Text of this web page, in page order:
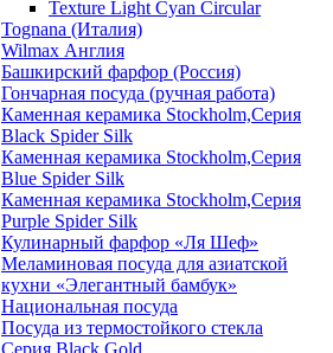
Texture Light Cyan Circular
Tognana (Италия)
Wilmax Англия
Башкирский фарфор (Россия)
Гончарная посуда (ручная работа)
Каменная керамика Stockholm,Серия
Black Spider Silk
Каменная керамика Stockholm,Серия
Blue Spider Silk
Каменная керамика Stockholm,Серия
Purple Spider Silk
Кулинарный фарфор «Ля Шеф»
Меламиновая посуда для азиатской
кухни «Элегантный бамбук»
Национальная посуда
Посуда из термостойкого стекла
Серия Black Gold